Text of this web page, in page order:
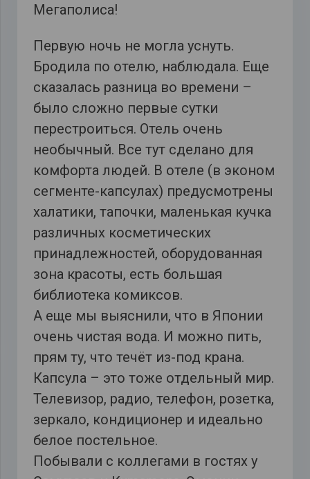
Мегаполиса!
Первую ночь не могла уснуть.
Бродила по отелю, наблюдала. Еще
сказалась разница во времени –
было сложно первые сутки
перестроиться. Отель очень
необычный. Все тут сделано для
комфорта людей. В отеле (в эконом
сегменте-капсулах) предусмотрены
халатики, тапочки, маленькая кучка
различных косметических
принадлежностей, оборудованная
зона красоты, есть большая
библиотека комиксов.
А еще мы выяснили, что в Японии
очень чистая вода. И можно пить,
прям ту, что течёт из-под крана.
Капсула – это тоже отдельный мир.
Телевизор, радио, телефон, розетка,
зеркало, кондиционер и идеально
белое постельное.
Побывали с коллегами в гостях у